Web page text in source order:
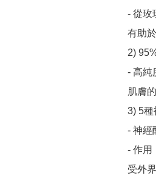
- 從玫
有助
2)
- 高純
肌膚
3) 5種
- 神經
- 作用
受外